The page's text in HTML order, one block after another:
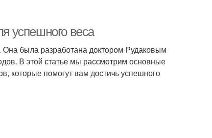
успешного веса
Она была разработана доктором Рудаковым
В этой статье мы рассмотрим основные
которые помогут вам достичь успешного